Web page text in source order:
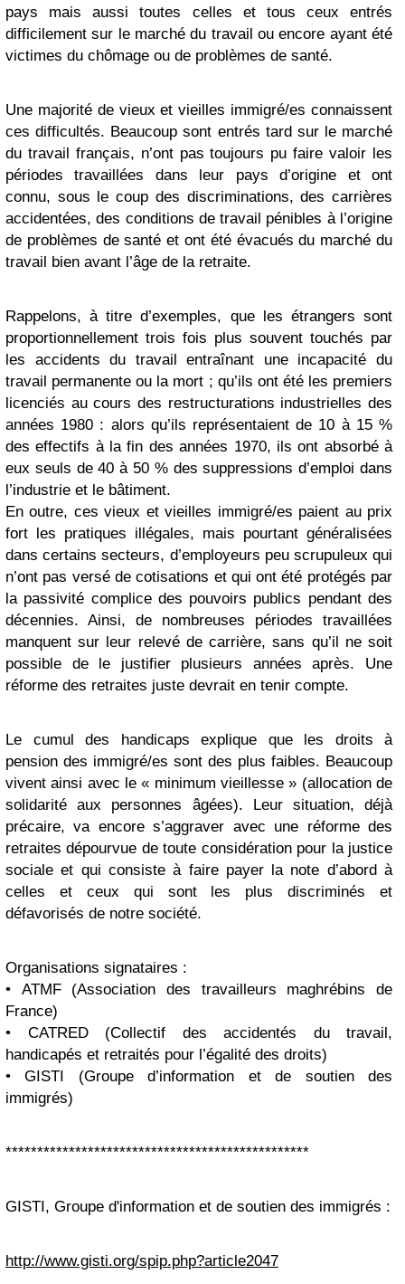
pays mais aussi toutes celles et tous ceux entrés
difficilement sur le marché du travail ou encore ayant été
victimes du chômage ou de problèmes de santé.
Une majorité de vieux et vieilles immigré/es connaissent
ces difficultés. Beaucoup sont entrés tard sur le marché
du travail français, n’ont pas toujours pu faire valoir les
périodes travaillées dans leur pays d’origine et ont
connu, sous le coup des discriminations, des carrières
accidentées, des conditions de travail pénibles à l’origine
de problèmes de santé et ont été évacués du marché du
travail bien avant l’âge de la retraite.
Rappelons, à titre d’exemples, que les étrangers sont
proportionnellement trois fois plus souvent touchés par
les accidents du travail entraînant une incapacité du
travail permanente ou la mort ; qu’ils ont été les premiers
licenciés au cours des restructurations industrielles des
années 1980 : alors qu’ils représentaient de 10 à 15 %
des effectifs à la fin des années 1970, ils ont absorbé à
eux seuls de 40 à 50 % des suppressions d’emploi dans
l’industrie et le bâtiment.
En outre, ces vieux et vieilles immigré/es paient au prix
fort les pratiques illégales, mais pourtant généralisées
dans certains secteurs, d’employeurs peu scrupuleux qui
n’ont pas versé de cotisations et qui ont été protégés par
la passivité complice des pouvoirs publics pendant des
décennies. Ainsi, de nombreuses périodes travaillées
manquent sur leur relevé de carrière, sans qu’il ne soit
possible de le justifier plusieurs années après. Une
réforme des retraites juste devrait en tenir compte.
Le cumul des handicaps explique que les droits à
pension des immigré/es sont des plus faibles. Beaucoup
vivent ainsi avec le « minimum vieillesse » (allocation de
solidarité aux personnes âgées). Leur situation, déjà
précaire, va encore s’aggraver avec une réforme des
retraites dépourvue de toute considération pour la justice
sociale et qui consiste à faire payer la note d’abord à
celles et ceux qui sont les plus discriminés et
défavorisés de notre société.
Organisations signataires :
• ATMF (Association des travailleurs maghrébins de
France)
• CATRED (Collectif des accidentés du travail,
handicapés et retraités pour l’égalité des droits)
• GISTI (Groupe d’information et de soutien des
immigrés)
************************************************
GISTI, Groupe d'information et de soutien des immigrés :
http://www.gisti.org/spip.php?article2047